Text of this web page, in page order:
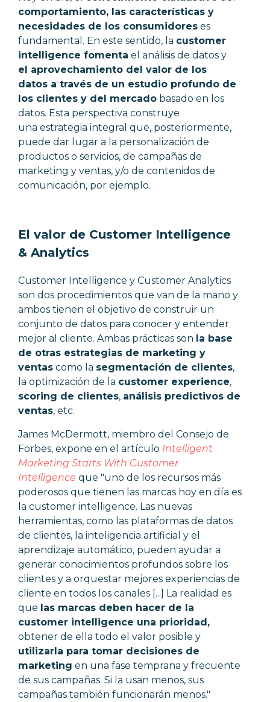
comportamiento, las características y
necesidades de los consumidores es
fundamental. En este sentido, la customer
intelligence fomenta el análisis de datos y
el aprovechamiento del valor de los
datos a través de un estudio profundo de
los clientes y del mercado basado en los
datos. Esta perspectiva construye
una estrategia integral que, posteriormente,
puede dar lugar a la personalización de
productos o servicios, de campañas de
marketing y ventas, y/o de contenidos de
comunicación, por ejemplo.
El valor de Customer Intelligence
& Analytics
Customer Intelligence y Customer Analytics
son dos procedimientos que van de la mano y
ambos tienen el objetivo de construir un
conjunto de datos para conocer y entender
mejor al cliente. Ambas prácticas son la base
de otras estrategias de marketing y
ventas como la segmentación de clientes,
la optimización de la customer experience,
scoring de clientes, análisis predictivos de
ventas, etc.
James McDermott, miembro del Consejo de
Forbes, expone en el artículo Intelligent
Marketing Starts With Customer
Intelligence que "uno de los recursos más
poderosos que tienen las marcas hoy en día es
la customer intelligence. Las nuevas
herramientas, como las plataformas de datos
de clientes, la inteligencia artificial y el
aprendizaje automático, pueden ayudar a
generar conocimientos profundos sobre los
clientes y a orquestar mejores experiencias de
cliente en todos los canales [...] La realidad es
que las marcas deben hacer de la
customer intelligence una prioridad,
obtener de ella todo el valor posible y
utilizarla para tomar decisiones de
marketing en una fase temprana y frecuente
de sus campañas. Si la usan menos, sus
campañas también funcionarán menos."